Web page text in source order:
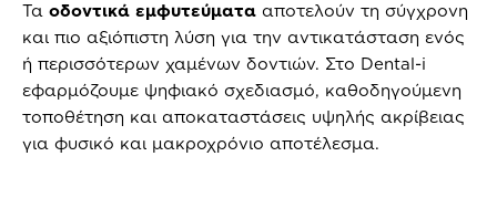
Τα οδοντικά εμφυτεύματα αποτελούν τη σύγχρονη
και πιο αξιόπιστη λύση για την αντικατάσταση ενός
ή περισσότερων χαμένων δοντιών. Στο Dental-i
εφαρμόζουμε ψηφιακό σχεδιασμό, καθοδηγούμενη
τοποθέτηση και αποκαταστάσεις υψηλής ακρίβειας
για φυσικό και μακροχρόνιο αποτέλεσμα.